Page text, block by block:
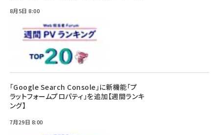
8月5日 8:00
「Google Search Console」に新機能「プ
ラットフォームプロパティ」を追加【週間ランキ
ング】
7月29日 8:00